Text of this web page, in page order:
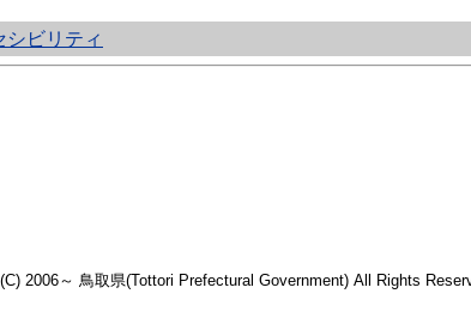
シビリティ
2006～ 鳥取県(Tottori Prefectural Government) All Rights